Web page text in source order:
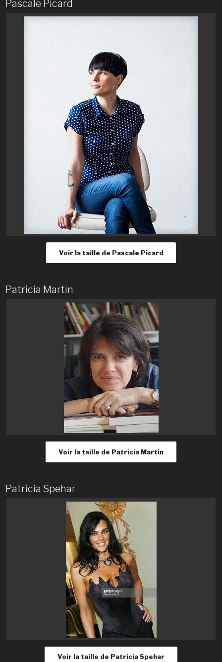
Pascale Picard
Voir la taille de Pascale Picard
Patricia Martin
Voir la taille de Patricia Martin
Patricia Spehar
Voir la taille de Patricia Spehar